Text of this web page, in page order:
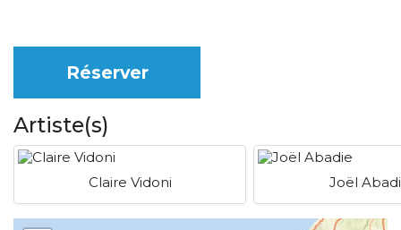
Réserver
Artiste(s)
Claire Vidoni Joël